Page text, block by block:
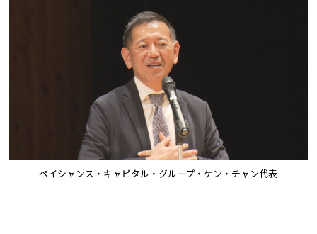
ペイシャンス・キャピタル・グループ・ケン・チャン代表